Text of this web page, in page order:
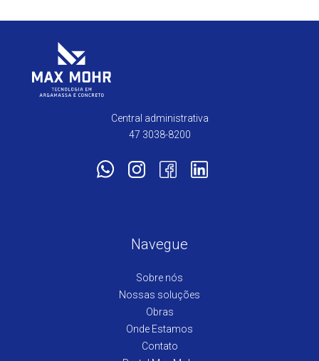
Central administrativa
47 3038-8200
Navegue
Sobre nós
Nossas soluções
Obras
Onde Estamos
Contato